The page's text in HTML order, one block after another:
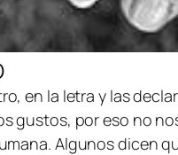
la letra y las
por eso no
Algunos dicen